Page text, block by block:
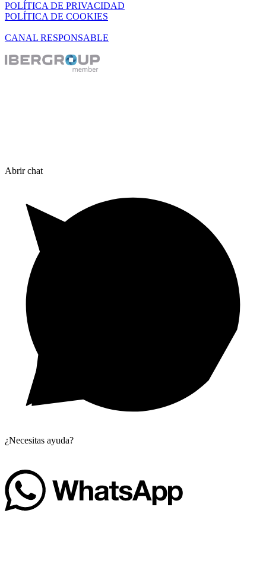
POLÍTICA DE PRIVACIDAD
POLÍTICA DE COOKIES
CANAL RESPONSABLE
Abrir chat
¿Necesitas ayuda?